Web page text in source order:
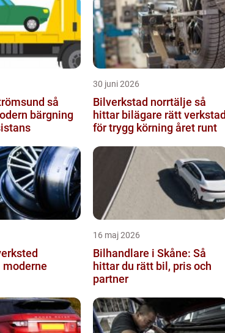
så
bärgning
30 juni 2026
Bilverkstad norrtälje så
hittar bilägare rätt verkstad
för trygg körning året runt
moderne
16 maj 2026
Bilhandlare i Skåne: Så
hittar du rätt bil, pris och
partner